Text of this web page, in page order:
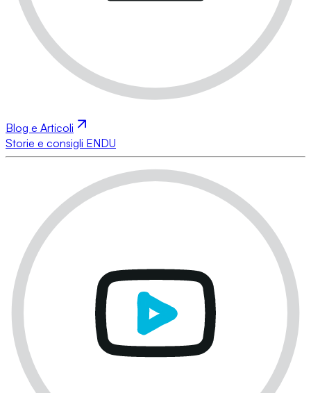
Blog e Articoli
Storie e consigli ENDU